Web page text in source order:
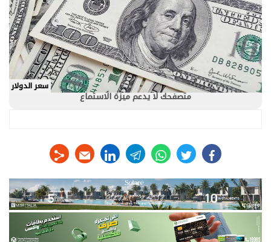
سعر الدولار
متصفحك لا يدعم ميزة الاستماع
facebook
twitter
whats
telegram
linkedin